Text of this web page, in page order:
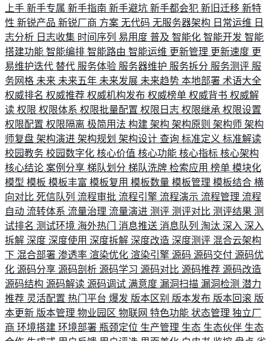
上手 新手专属 新手指南 新手避坑 新手都会犯 新旧迁移 新特
性 新锐产品 新锐厂商 方案 无代码 无服务器架构 日常运维 日
志分析 日志收集 时间序列 易用度 普及 智能化 智能开发 智能
搭建功能 智能编排 智能路由 智能运维 更新管理 更新速度 更
易维护迭代 替代 服务体验 服务器维护 服务拆分 服务测评 服
务网格 未来 未来五年 未来发展 未来趋势 本地部署 术语大全
权威排名 权威推荐 权威机构发布 权威榜单 权威背书 权威解
读 权限 权限体系 权限批量配置 权限日志 权限继承 权限设置
权限配置 权限隔离 极简用法 构建 架构 架构原则 架构师 架构
师复盘 架构演进 架构规划 架构设计 查询 标准定义 标准解读
校园教务 校园数字化 核心价值 核心功能 核心指标 核心架构
核心结论 案例分享 梯队划分 梯队洗牌 检索应用 榜单 模块化
模型 模板 模板丰富 模板复用 模板数量 模板管理 模板结合 横
向对比 死信队列 流程审批 流程引擎 流程演示 流程管理 流程
自动 流转体系 流量治理 流量演进 测评 测评对比 测评结果 测
试排名 测试环境 海外热门 消息推送 消息队列 淘汰 深入 深入
拆解 深度 深度使用 深度拆解 深度改造 深度测评 混合云架构
下 混合部署 渗透率 渲染优化 渲染引擎 源码 源码交付 源码优
化 源码分享 源码剖析 源码学习 源码对比 源码推荐 源码改造
源码结构 源码解读 源码调试 满意度 漏洞扫描 漏洞检测 潜力
推荐 灵活配置 热门平台 爆发 版本区别 版本发布 版本回滚 版
本更新 版本管理 物业园区 物联网 特色功能 状态管理 独立厂
商 环境搭建 环境部署 瓶颈定位 生产管理 生态 生态伙伴 生态